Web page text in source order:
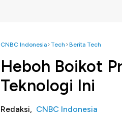
CNBC Indonesia Tech Berita Tech
Heboh Boikot
Teknologi Ini
Redaksi, CNBC Indonesia